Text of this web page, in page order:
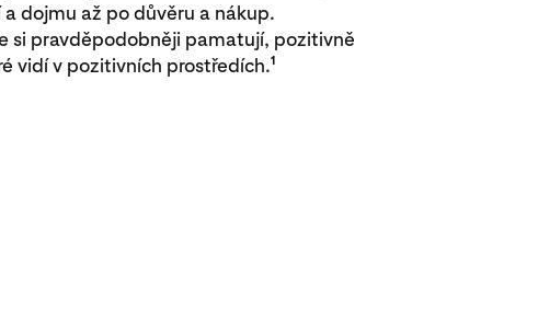
dojmu až po důvěru a nákup.
si pravděpodobněji pamatují, pozitivně
vidí v pozitivních prostředích.1